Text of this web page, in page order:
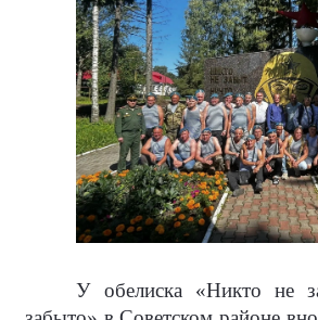
У обелиска «Никто не